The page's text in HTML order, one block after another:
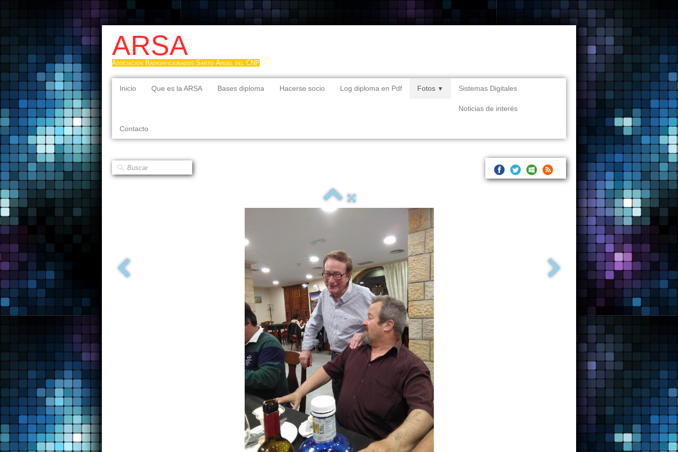
ARSA
Asociación Radioaficionados Santo Ángel del CNP
Inicio Que es la ARSA Bases diploma Hacerse socio Log diploma en Pdf Fotos ▼ Sistemas Digitales
Noticias de interés
Contacto